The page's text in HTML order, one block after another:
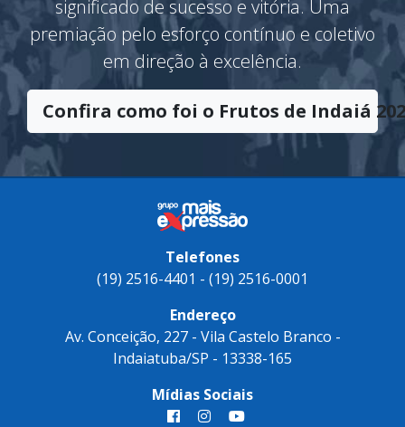
significado de sucesso e vitória. Uma
premiação pelo esforço contínuo e coletivo
em direção à excelência.
Confira como foi o Frutos de Indaiá
Telefones
(19) 2516-4401 - (19) 2516-0001
Endereço
Av. Conceição, 227 - Vila Castelo Branco -
Indaiatuba/SP - 13338-165
Mídias Sociais